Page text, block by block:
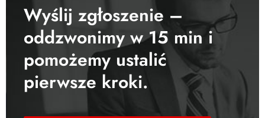
Wyślij zgłoszenie –
oddzwonimy w 15 min i
pomożemy ustalić
pierwsze kroki.